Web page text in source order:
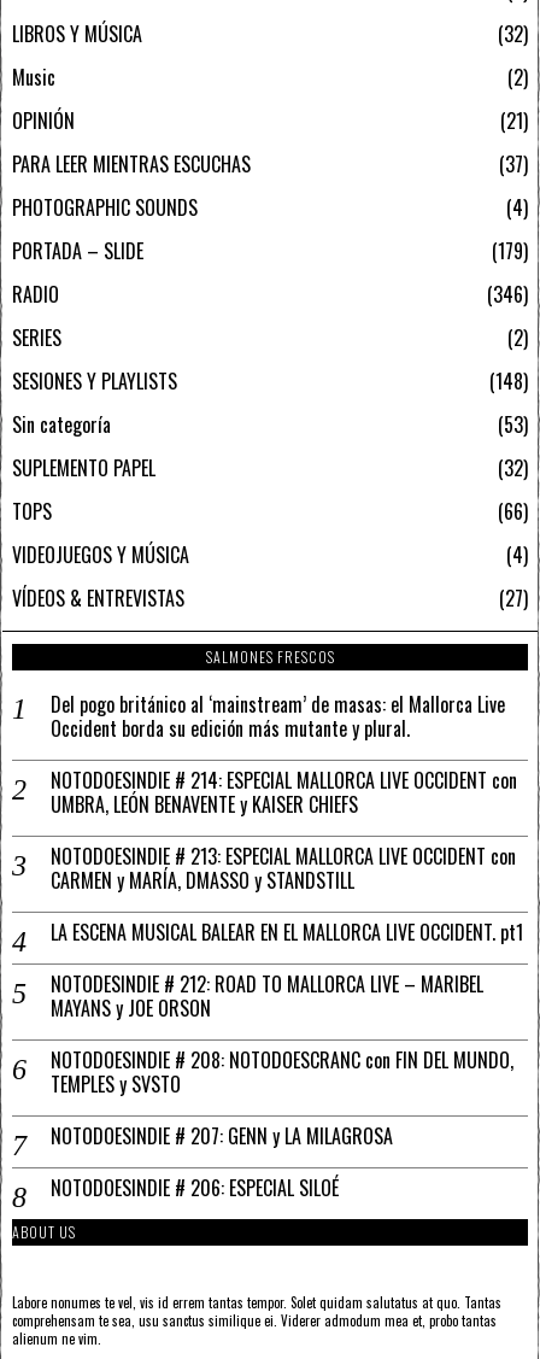
LIBROS Y MÚSICA
32
Music
2
OPINIÓN
21
PARA LEER MIENTRAS ESCUCHAS
37
PHOTOGRAPHIC SOUNDS
4
PORTADA – SLIDE
179
RADIO
346
SERIES
2
SESIONES Y PLAYLISTS
148
Sin categoría
53
SUPLEMENTO PAPEL
32
TOPS
66
VIDEOJUEGOS Y MÚSICA
4
VÍDEOS & ENTREVISTAS
27
SALMONES FRESCOS
Del pogo británico al ‘mainstream’ de masas: el Mallorca Live
Occident borda su edición más mutante y plural.
NOTODOESINDIE # 214: ESPECIAL MALLORCA LIVE OCCIDENT con
UMBRA, LEÓN BENAVENTE y KAISER CHIEFS
NOTODOESINDIE # 213: ESPECIAL MALLORCA LIVE OCCIDENT con
CARMEN y MARÍA, DMASSO y STANDSTILL
LA ESCENA MUSICAL BALEAR EN EL MALLORCA LIVE OCCIDENT. pt1
NOTODESINDIE # 212: ROAD TO MALLORCA LIVE – MARIBEL
MAYANS y JOE ORSON
NOTODOESINDIE # 208: NOTODOESCRANC con FIN DEL MUNDO,
TEMPLES y SVSTO
NOTODOESINDIE # 207: GENN y LA MILAGROSA
NOTODOESINDIE # 206: ESPECIAL SILOÉ
ABOUT US
Labore nonumes te vel, vis id errem tantas tempor. Solet quidam salutatus at quo. Tantas
comprehensam te sea, usu sanctus similique ei. Viderer admodum mea et, probo tantas
alienum ne vim.